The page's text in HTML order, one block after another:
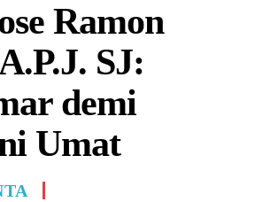
Ramon
SJ:
demi
Umat